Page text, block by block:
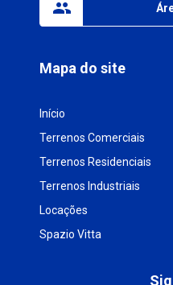
Mapa do site
Início
Terrenos Comerciais
Terrenos Residenciais
Terrenos Industriais
Locações
Spazio Vitta